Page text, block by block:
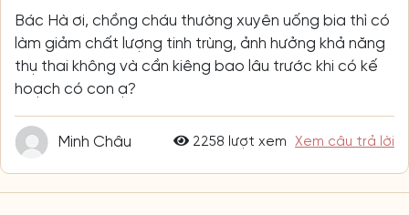
Bác Hà ơi, chồng cháu thường xuyên uống bia thì có
làm giảm chất lượng tinh trùng, ảnh hưởng khả năng
thụ thai không và cần kiêng bao lâu trước khi có kế
hoạch có con ạ?
Minh Châu 2258 lượt xem Xem câu trả lời